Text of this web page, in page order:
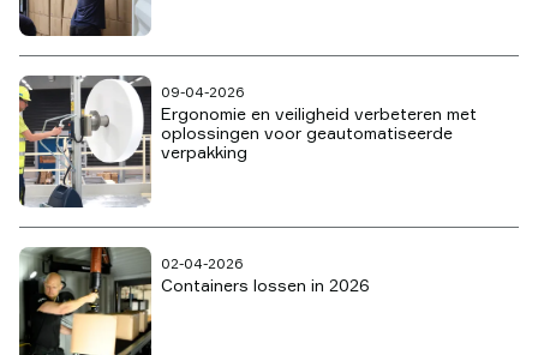
09-04-2026
Ergonomie en veiligheid verbeteren met
oplossingen voor geautomatiseerde
verpakking
02-04-2026
Containers lossen in 2026